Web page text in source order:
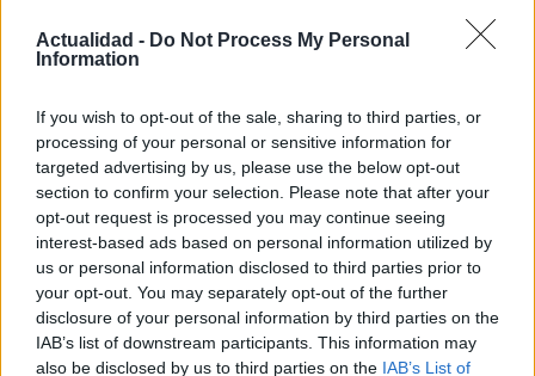
Actualidad - Do Not Process My Personal
Information
If you wish to opt-out of the sale, sharing to third parties, or
processing of your personal or sensitive information for
targeted advertising by us, please use the below opt-out
section to confirm your selection. Please note that after your
opt-out request is processed you may continue seeing
interest-based ads based on personal information utilized by
us or personal information disclosed to third parties prior to
your opt-out. You may separately opt-out of the further
disclosure of your personal information by third parties on the
IAB’s list of downstream participants. This information may
also be disclosed by us to third parties on the IAB’s List of
Psiquiatría forense y criminología: la
perspectiva del doctor Cabrera
El doctor Cabrera, experto en psiquiatría forense, comparte…
CIENCIA Y TECNOLOGÍA